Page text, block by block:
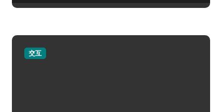
交互